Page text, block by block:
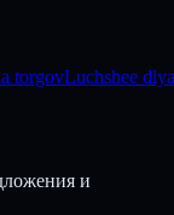
torgovLuchshee dlya
и